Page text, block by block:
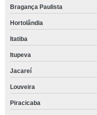
Bragança Paulista
Hortolândia
Itatiba
Itupeva
Jacareí
Louveira
Piracicaba